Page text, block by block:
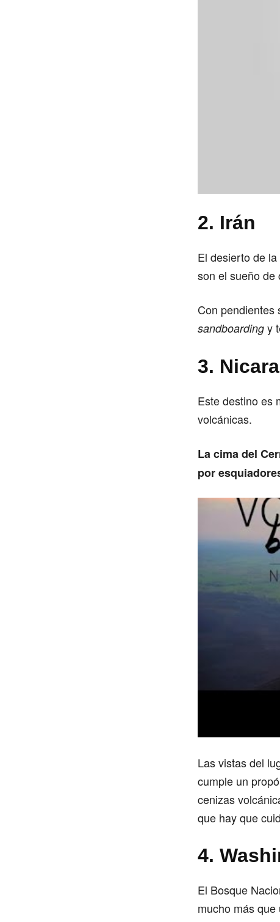
2. Irán
El desierto de
son el sueño de
Con pendientes
sandboarding y
3.
Este destino es
volcánicas.
La cima del
por
Las vistas del
cumple un
cenizas
que hay que
4.
El Bosque
mucho más